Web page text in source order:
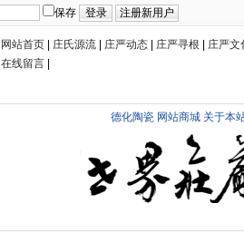
保存
网站首页 庄氏源流 庄严动态 庄严寻根
庄严文
在线留言
德化陶瓷 网站商城 关于本